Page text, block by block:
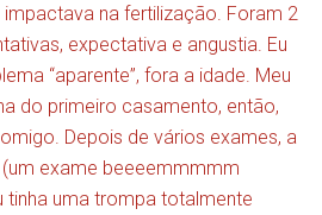
na fertilização. Foram 2
expectativa e angustia. Eu
“aparente”, fora a idade. Meu
do primeiro casamento, então,
Depois de vários exames, a
exame beeeemmmmm
tinha uma trompa totalmente